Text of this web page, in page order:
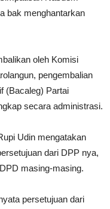
bak menghantarkan
oleh Komisi
pengembalian
(Bacaleg) Partai
secara administrasi.
Udin mengatakan
dari DPP nya,
masing-masing.
persetujuan dari